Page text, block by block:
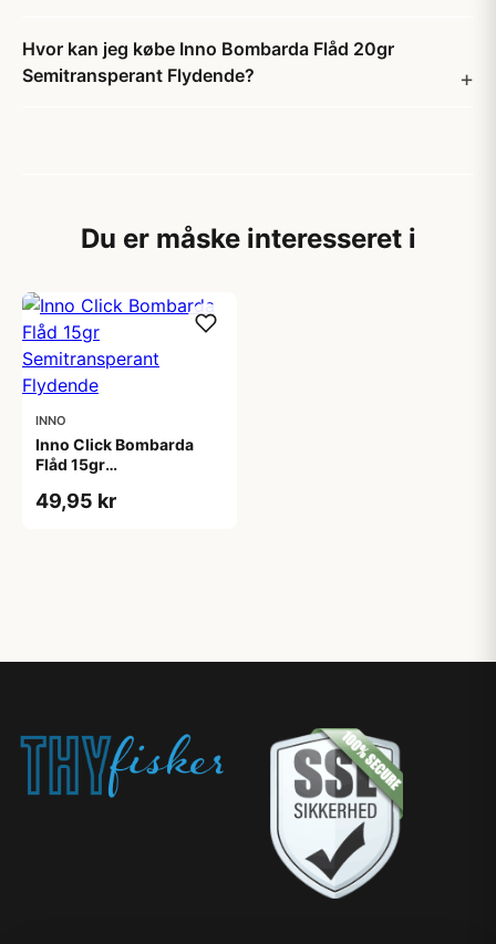
Hvor kan jeg købe Inno Bombarda Flåd 20gr
Semitransperant Flydende?
Du er måske interesseret i
INNO
Inno Click Bombarda
Flåd 15gr
Flydende
49,95 kr